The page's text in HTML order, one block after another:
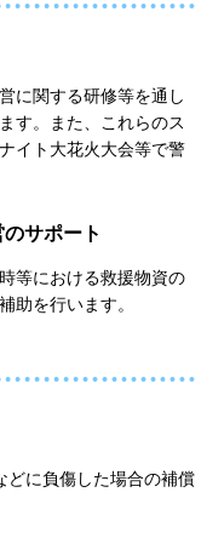
に関する研修等を通し
す。また、これらのス
イト大花火大会等で警
サポート
等における救援物資の
助を行います。
どに負傷した場合の補償